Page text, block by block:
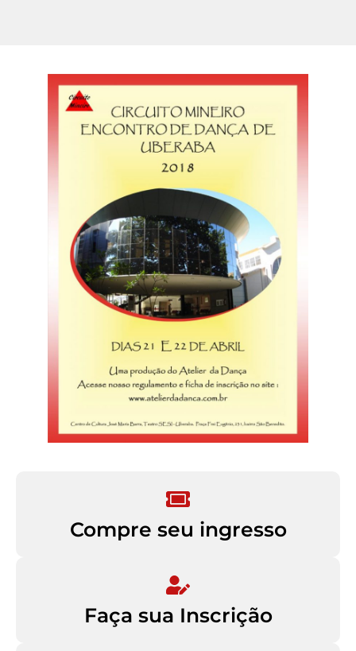
Compre seu ingresso
Faça sua Inscrição